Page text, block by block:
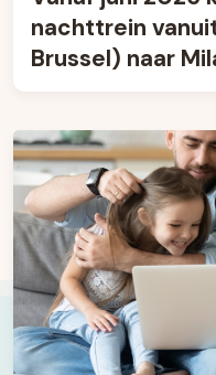
nachttrein
Brussel) naar